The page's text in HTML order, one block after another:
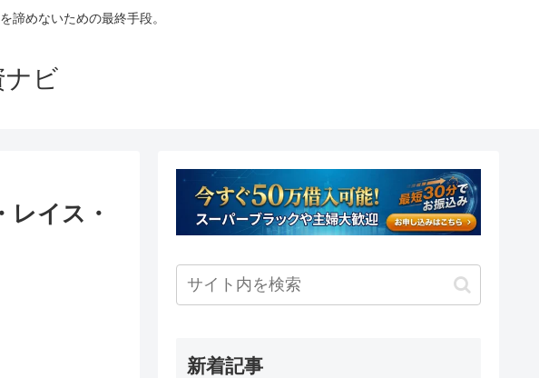
諦めないための最終手段。
ナビ
イス・
新着記事